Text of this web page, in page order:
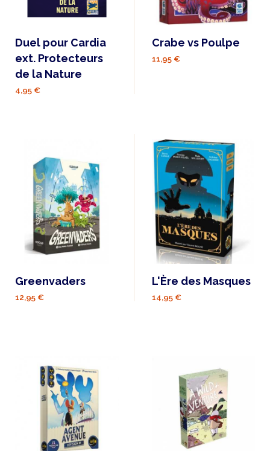
Duel pour Cardia
ext. Protecteurs
de la Nature
4,95 €
Crabe vs Poulpe
11,95 €
Greenvaders
12,95 €
L'Ère des Masques
14,95 €